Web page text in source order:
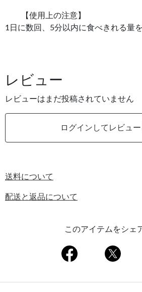
【使用上の注意】
1日に数回、5分以内に食べきれる量
レビュー
レビューはまだ投稿されていません
ログインしてレビュ
送料について
配送と返品について
このアイテムをシェ